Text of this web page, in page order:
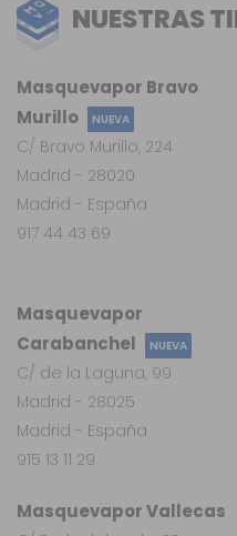
NUESTRAS
Masquevapor
Carabanchel
NUEVA
C/ de la Laguna, 99
Madrid - 28025
Madrid - España
915 13 11 29
Masquevapor Vallecas
Masquevapor Bravo
Murillo
NUEVA
C/ Bravo Murillo, 224
Madrid - 28020
Madrid - España
917 44 43 69